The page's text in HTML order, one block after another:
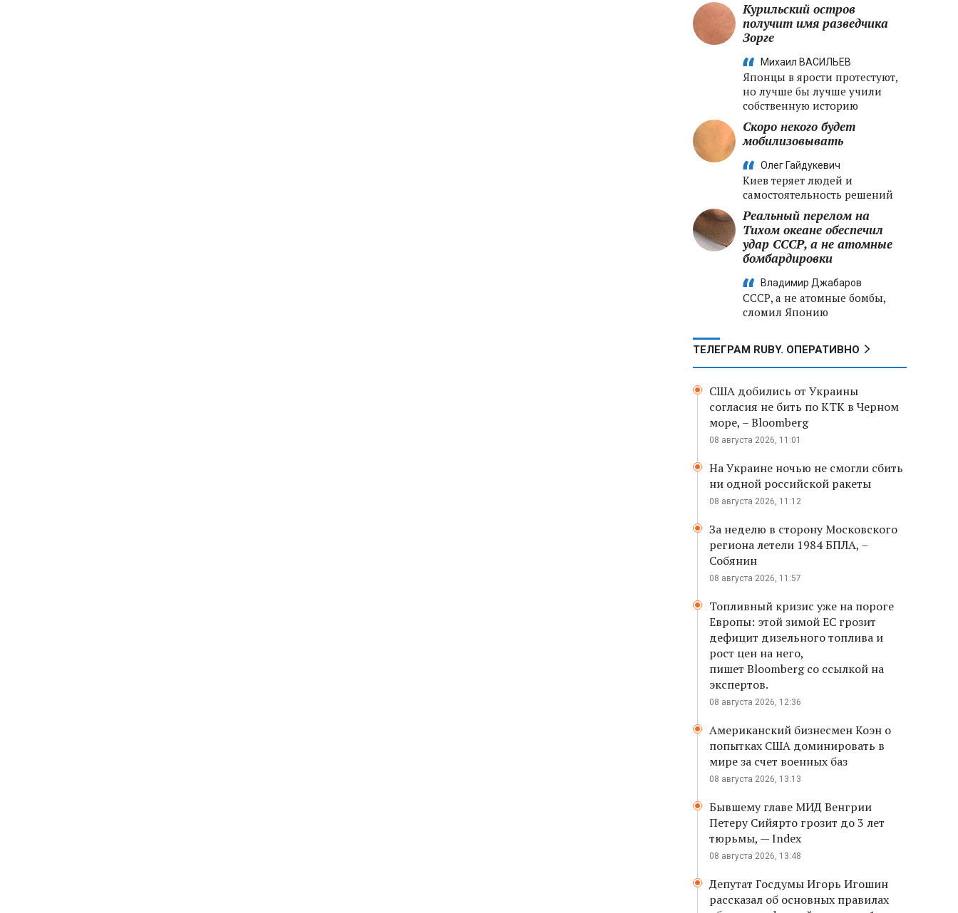
Курильский остров
получит имя разведчика
Зорге
Михаил ВАСИЛЬЕВ
Японцы в ярости протестуют,
но лучше бы лучше учили
собственную историю
Скоро некого будет
мобилизовывать
Олег Гайдукевич
Киев теряет людей и
самостоятельность решений
Реальный перелом на
Тихом океане обеспечил
удар СССР, а не атомные
бомбардировки
Владимир Джабаров
СССР, а не атомные бомбы,
сломил Японию
ТЕЛЕГРАМ RUBY. ОПЕРАТИВНО
США добились от Украины
согласия не бить по КТК в Черном
море, – Bloomberg
08 августа 2026, 11:01
На Украине ночью не смогли сбить
ни одной российской ракеты
08 августа 2026, 11:12
За неделю в сторону Московского
региона летели 1984 БПЛА, –
Собянин
08 августа 2026, 11:57
Топливный кризис уже на пороге
Европы: этой зимой ЕС грозит
дефицит дизельного топлива и
рост цен на него,
пишет Bloomberg со ссылкой на
экспертов.
08 августа 2026, 12:36
Американский бизнесмен Коэн о
попытках США доминировать в
мире за счет военных баз
08 августа 2026, 13:13
Бывшему главе МИД Венгрии
Петеру Сийярто грозит до 3 лет
тюрьмы, — Index
08 августа 2026, 13:48
Депутат Госдумы Игорь Игошин
рассказал об основных правилах